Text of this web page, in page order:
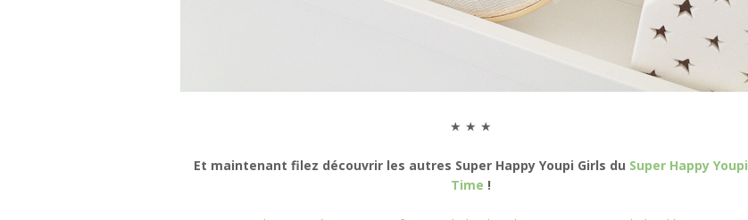
★ ★ ★
Et maintenant filez découvrir les autres Super Happy Youpi Girls du Super Happy Youpi
Time !